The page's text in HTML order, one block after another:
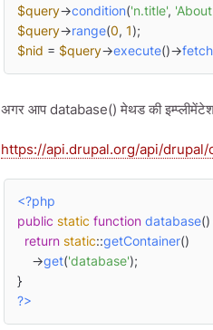
$query->condition('n.title',
$query->range(0, 1
$nid = $query->execute()->
अगर आप database() मेथड की
https://api.drupal.org/api/drupal/
<?php
public static function database()
return static::getContainer()
    ->
get('database');
}
?>